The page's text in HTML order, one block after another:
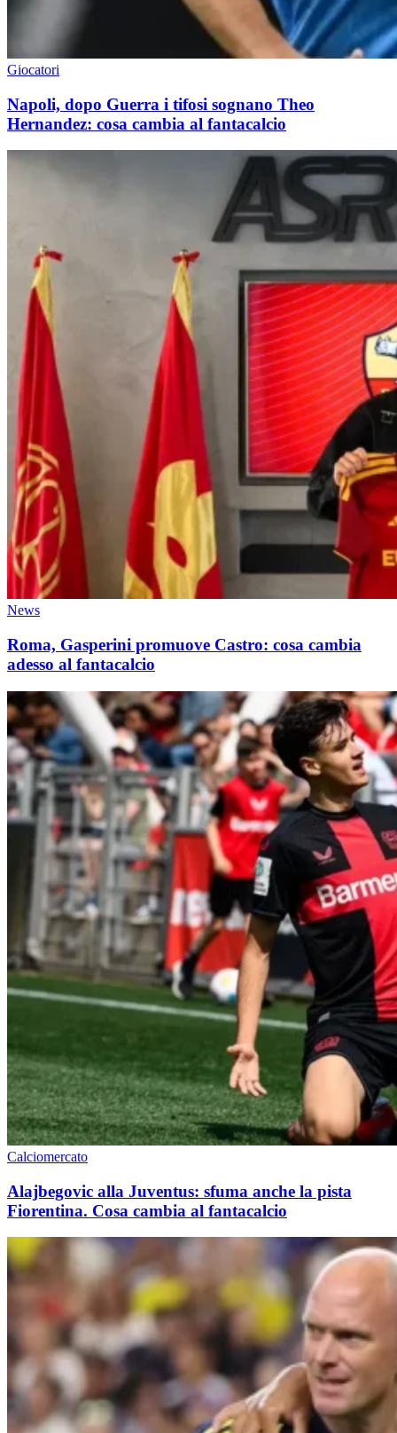
Giocatori
Napoli, dopo Guerra i tifosi sognano Theo
Hernandez: cosa cambia al fantacalcio
News
Roma, Gasperini promuove Castro: cosa cambia
adesso al fantacalcio
Calciomercato
Alajbegovic alla Juventus: sfuma anche la pista
Fiorentina. Cosa cambia al fantacalcio